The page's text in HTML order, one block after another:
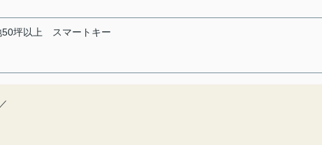
50坪以上 スマートキー